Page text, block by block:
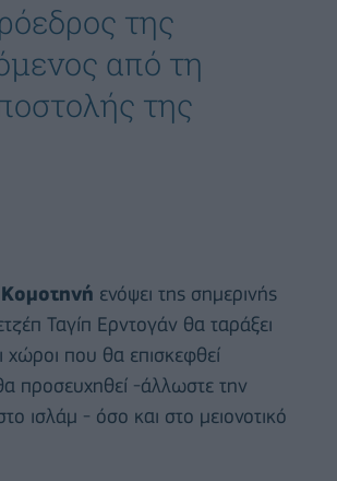
της
από τη
της
Κομοτηνή ενόψει της σημερινής
Ταγίπ Ερντογάν θα ταράξει
που θα επισκεφθεί
θα προσευχηθεί -άλλωστε την
ισλάμ - όσο και στο μειονοτικό